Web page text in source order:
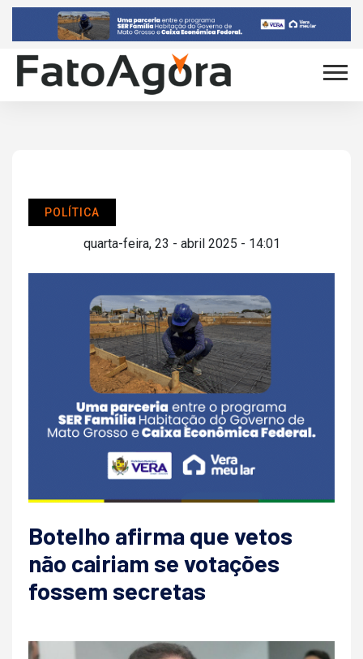
POLÍTICA
quarta-feira, 23 - abril 2025 - 14:01
Botelho afirma que vetos
não cairiam se votações
fossem secretas